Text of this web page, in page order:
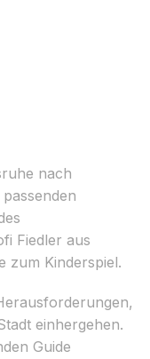
nach
Fiedler aus
zum Kinderspiel.
einhergehen.
Guide